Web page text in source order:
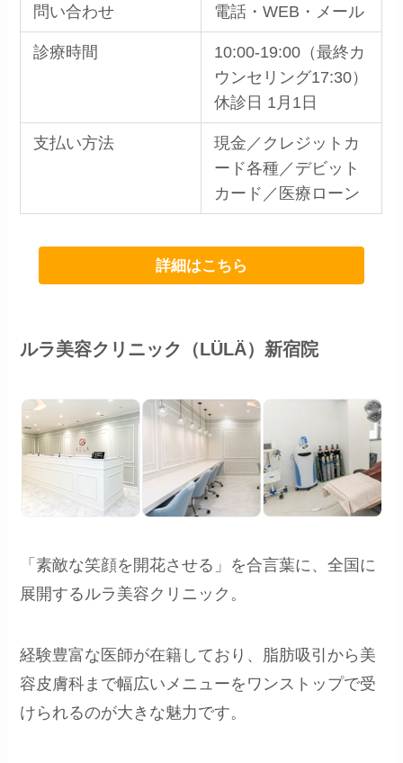
問い合わせ 電話・WEB・メール
診療時間
10:00-19:00（最終カ
ウンセリング17:30）
休診日 1月1日
支払い方法
現金／クレジットカ
ード各種／デビット
カード／医療ローン
詳細はこちら
ルラ美容クリニック（LÜLÄ）新宿院
「素敵な笑顔を開花させる」を合言葉に、全国に
展開するルラ美容クリニック。
経験豊富な医師が在籍しており、脂肪吸引から美
容皮膚科まで幅広いメニューをワンストップで受
けられるのが大きな魅力です。